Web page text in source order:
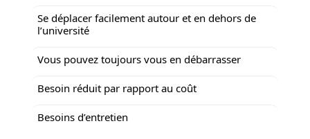
Se déplacer facilement autour et en dehors de
l’université
Vous pouvez toujours vous en débarrasser
Besoin réduit par rapport au coût
Besoins d’entretien